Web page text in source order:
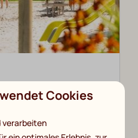
liegt
und Sand zu
Cookies
verarbeiten